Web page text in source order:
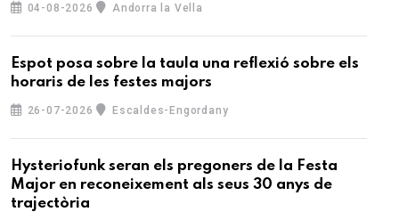
04-08-2026 Andorra la Vella
Espot posa sobre la taula una reflexió sobre els
horaris de les festes majors
26-07-2026 Escaldes-Engordany
Hysteriofunk seran els pregoners de la Festa
Major en reconeixement als seus 30 anys de
trajectòria